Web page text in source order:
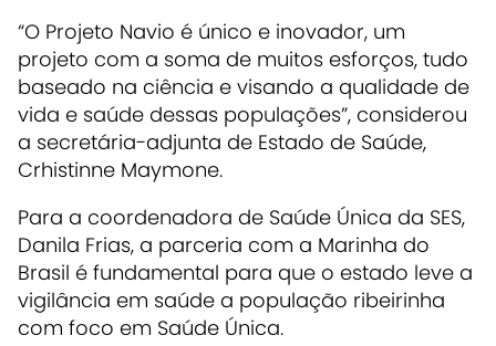
“O Projeto Navio é único e inovador, um
projeto com a soma de muitos esforços, tudo
baseado na ciência e visando a qualidade de
vida e saúde dessas populações”, considerou
a secretária-adjunta de Estado de Saúde,
Crhistinne Maymone.
Para a coordenadora de Saúde Única da SES,
Danila Frias, a parceria com a Marinha do
Brasil é fundamental para que o estado leve a
vigilância em saúde a população ribeirinha
com foco em Saúde Única.